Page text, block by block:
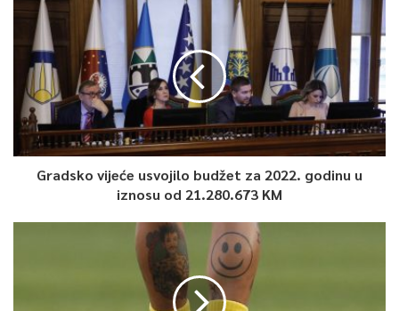
0
Gradsko vijeće usvojilo budžet za 2022. godinu u
iznosu od 21.280.673 KM